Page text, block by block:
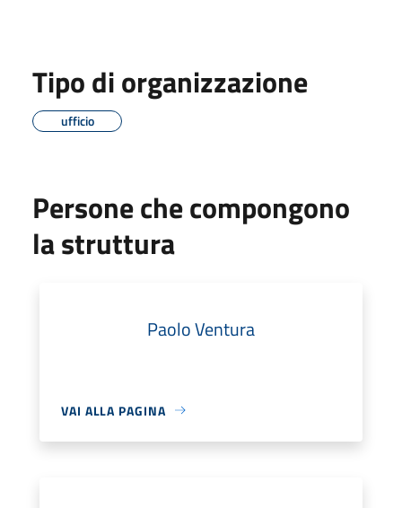
Tipo di organizzazione
ufficio
Persone che compongono
la struttura
Paolo Ventura
VAI ALLA PAGINA